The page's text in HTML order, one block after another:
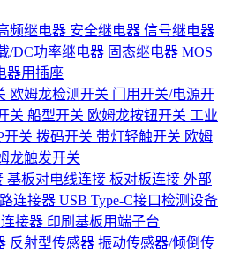
频继电器 安全继电器 信号继电器
/DC功率继电器 固态继电器 MOS
器用插座
欧姆龙检测开关 门用开关/电源开
关 船型开关 欧姆龙按钮开关 工业
开关 拨码开关 带灯轻触开关 欧姆
龙触发开关
基板对电线连接 板对板连接 外部
连接器 USB Type-C接口检测设备
接器 印刷基板用端子台
反射型传感器 振动传感器/倾倒传